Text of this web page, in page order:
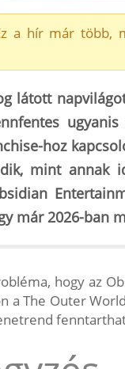
a hír már több,
látott
hoz
mint annak
már 2026-ban
hogy az
a The Outer